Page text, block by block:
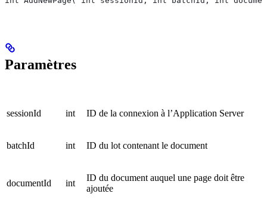
Paramètres
sessionId int ID de la connexion à l’Application Server
batchId int ID du lot contenant le document
documentId int
ID du document auquel une page doit être
ajoutée